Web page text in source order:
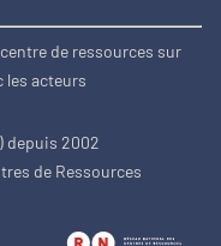
de ressources sur
les acteurs
depuis 2002
de Ressources